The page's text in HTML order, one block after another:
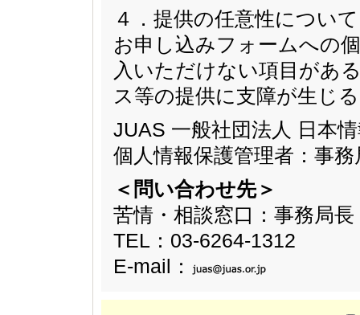
４．提供の任意性について
お申し込みフォームへの
入いただけない項目があ
ス等の提供に支障が生じ
JUAS 一般社団法人 日本
個人情報保護管理者：事
＜問い合わせ先＞
苦情・相談窓口：事務
TEL：03-6264-1312
E-mail：